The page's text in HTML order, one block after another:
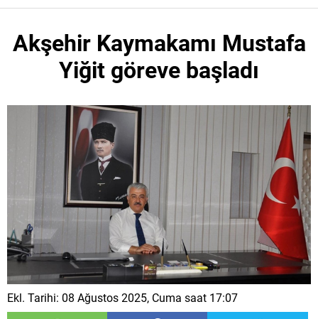
Akşehir Kaymakamı Mustafa
Yiğit göreve başladı
Ekl. Tarihi: 08 Ağustos 2025, Cuma saat 17:07